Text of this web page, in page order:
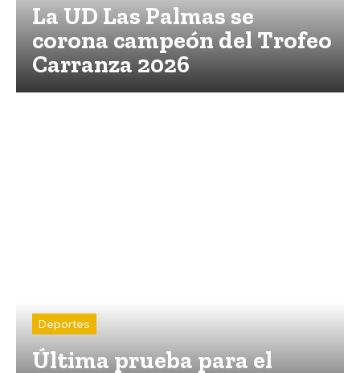
La UD Las Palmas se
corona campeón del Trofeo
Carranza 2026
Deportes
Última prueba para el